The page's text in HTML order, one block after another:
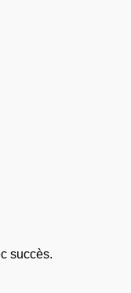
succès.